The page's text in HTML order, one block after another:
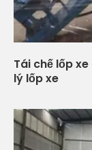
Tái chế lốp
lý lốp xe